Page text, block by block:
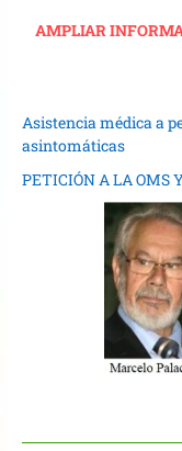
AMPLIAR
Asistencia médica a
asintomáticas
PETICIÓN A LA OMS